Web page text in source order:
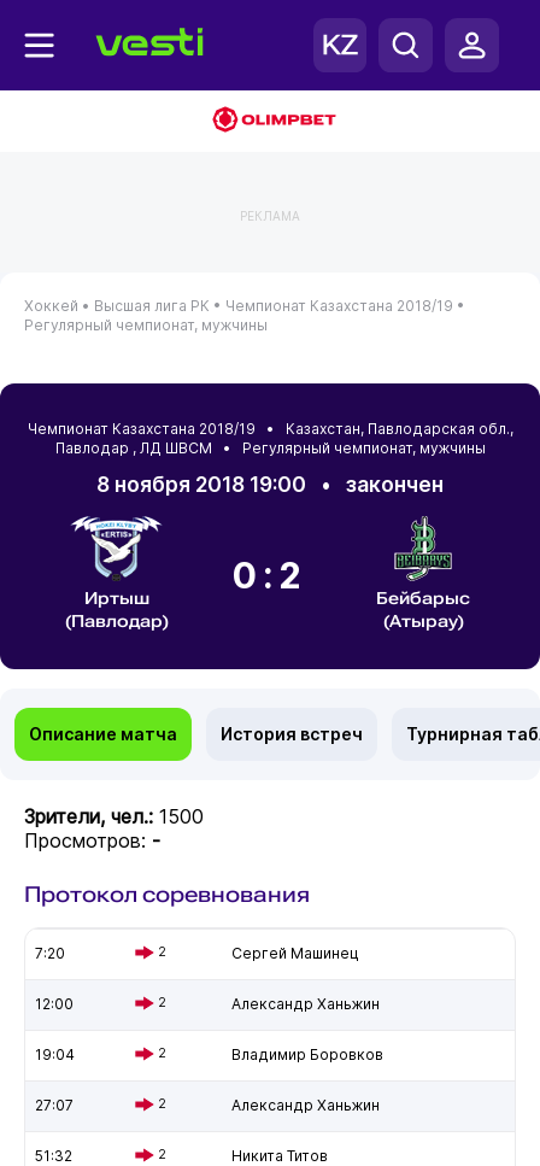
РЕКЛАМА
Хоккей • Высшая лига РК • Чемпионат Казахстана 2018/19 •
Регулярный чемпионат, мужчины
Чемпионат Казахстана 2018/19 • Казахстан, Павлодарская обл.,
Павлодар , ЛД ШВСМ • Регулярный чемпионат, мужчины
8 ноября 2018 19:00 • закончен
Иртыш
(Павлодар)
0:2
Бейбарыс
(Атырау)
Описание матча История встреч Турнирная
Зрители, чел.: 1500
Просмотров: -
Протокол соревнования
7:20 2 Сергей Машинец
12:00 2 Александр Ханьжин
19:04 2 Владимир Боровков
27:07 2 Александр Ханьжин
51:32 2 Никита Титов